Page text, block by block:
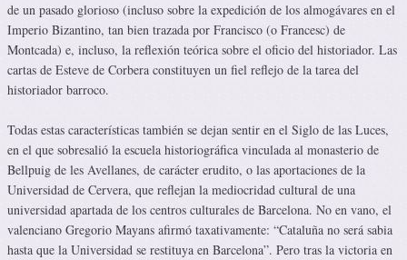
de un pasado glorioso (incluso sobre la expedición de los almogávares en el
Imperio Bizantino, tan bien trazada por Francisco (o Francesc) de
Montcada) e, incluso, la reflexión teórica sobre el oficio del historiador. Las
cartas de Esteve de Corbera constituyen un fiel reflejo de la tarea del
historiador barroco.
Todas estas características también se dejan sentir en el Siglo de las Luces,
en el que sobresalió la escuela historiográfica vinculada al monasterio de
Bellpuig de les Avellanes, de carácter erudito, o las aportaciones de la
Universidad de Cervera, que reflejan la mediocridad cultural de una
universidad apartada de los centros culturales de Barcelona. No en vano, el
valenciano Gregorio Mayans afirmó taxativamente: “Cataluña no será sabia
hasta que la Universidad se restituya en Barcelona”. Pero tras la victoria en